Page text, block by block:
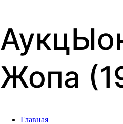
Жопа
Главная